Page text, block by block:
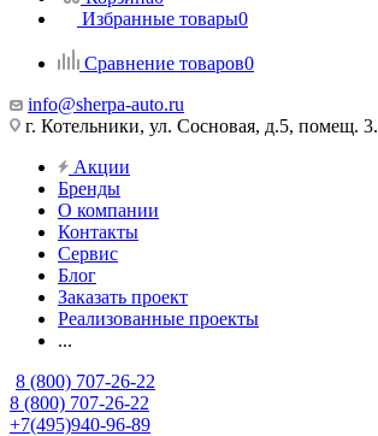
Избранные товары0
Сравнение товаров0
info@sherpa-auto.ru
г. Котельники, ул. Сосновая, д.5, помещ. 3.
Акции
Бренды
О компании
Контакты
Сервис
Блог
Заказать проект
Реализованные проекты
...
8 (800) 707-26-22
8 (800) 707-26-22
+7(495)940-96-89